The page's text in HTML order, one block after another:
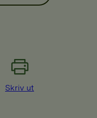
Skriv ut